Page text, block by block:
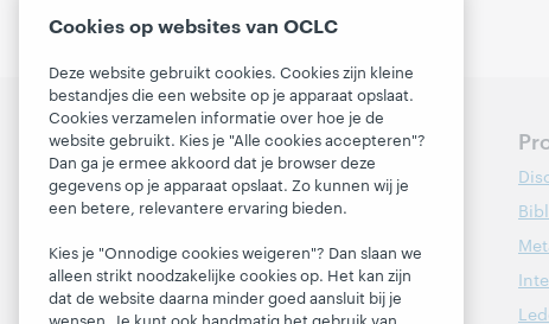
Bepaal de volgende
stappen voor jouw
bibliotheek
Contacteer ons
Over
Cookies op websites van OCLC
Deze website gebruikt cookies. Cookies zijn kleine
bestandjes die een website op je apparaat opslaat.
Cookies verzamelen informatie over hoe je de
website gebruikt. Kies je "Alle cookies accepteren"?
Dan ga je ermee akkoord dat je browser deze
gegevens op je apparaat opslaat. Zo kunnen wij je
een betere, relevantere ervaring bieden.
Kies je "Onnodige cookies weigeren"? Dan slaan we
alleen strikt noodzakelijke cookies op. Het kan zijn
dat de website daarna minder goed aansluit bij je
wensen. Je kunt ook handmatig het gebruik van